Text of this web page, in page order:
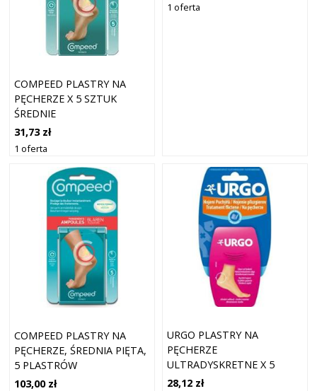
COMPEED PLASTRY NA
PĘCHERZE X 5 SZTUK
ŚREDNIE
31,73 zł
1 oferta
1 oferta
COMPEED PLASTRY NA
PĘCHERZE, ŚREDNIA PIĘTA,
5 PLASTRÓW
103,00 zł
URGO PLASTRY NA
PĘCHERZE
ULTRADYSKRETNE X 5
SZTUK
28,12 zł